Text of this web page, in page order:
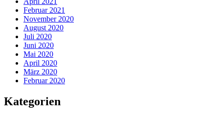
Februar 2021
November 2020
August 2020
Juli 2020
Juni 2020
Mai 2020
April 2020
März 2020
Februar 2020
Kategorien